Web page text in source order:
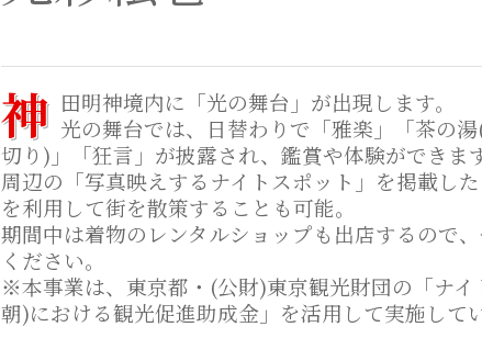
神 田明神境内に「光の舞台」が出現します。
光の舞台では、日替わりで「雅楽」「茶の
切り)」「狂言」が披露され、鑑賞や体験ができま
周辺の「写真映えするナイトスポット」を掲載した
を利用して街を散策することも可能。
期間中は着物のレンタルショップも出店するので
ください。
※本事業は、東京都・(公財)東京観光財団の「ナイ
朝)における観光促進助成金」を活用して実施してい